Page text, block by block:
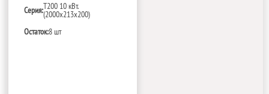
Серия:Т200 10 кВт.
(2000х213х200)
Остаток:8 шт